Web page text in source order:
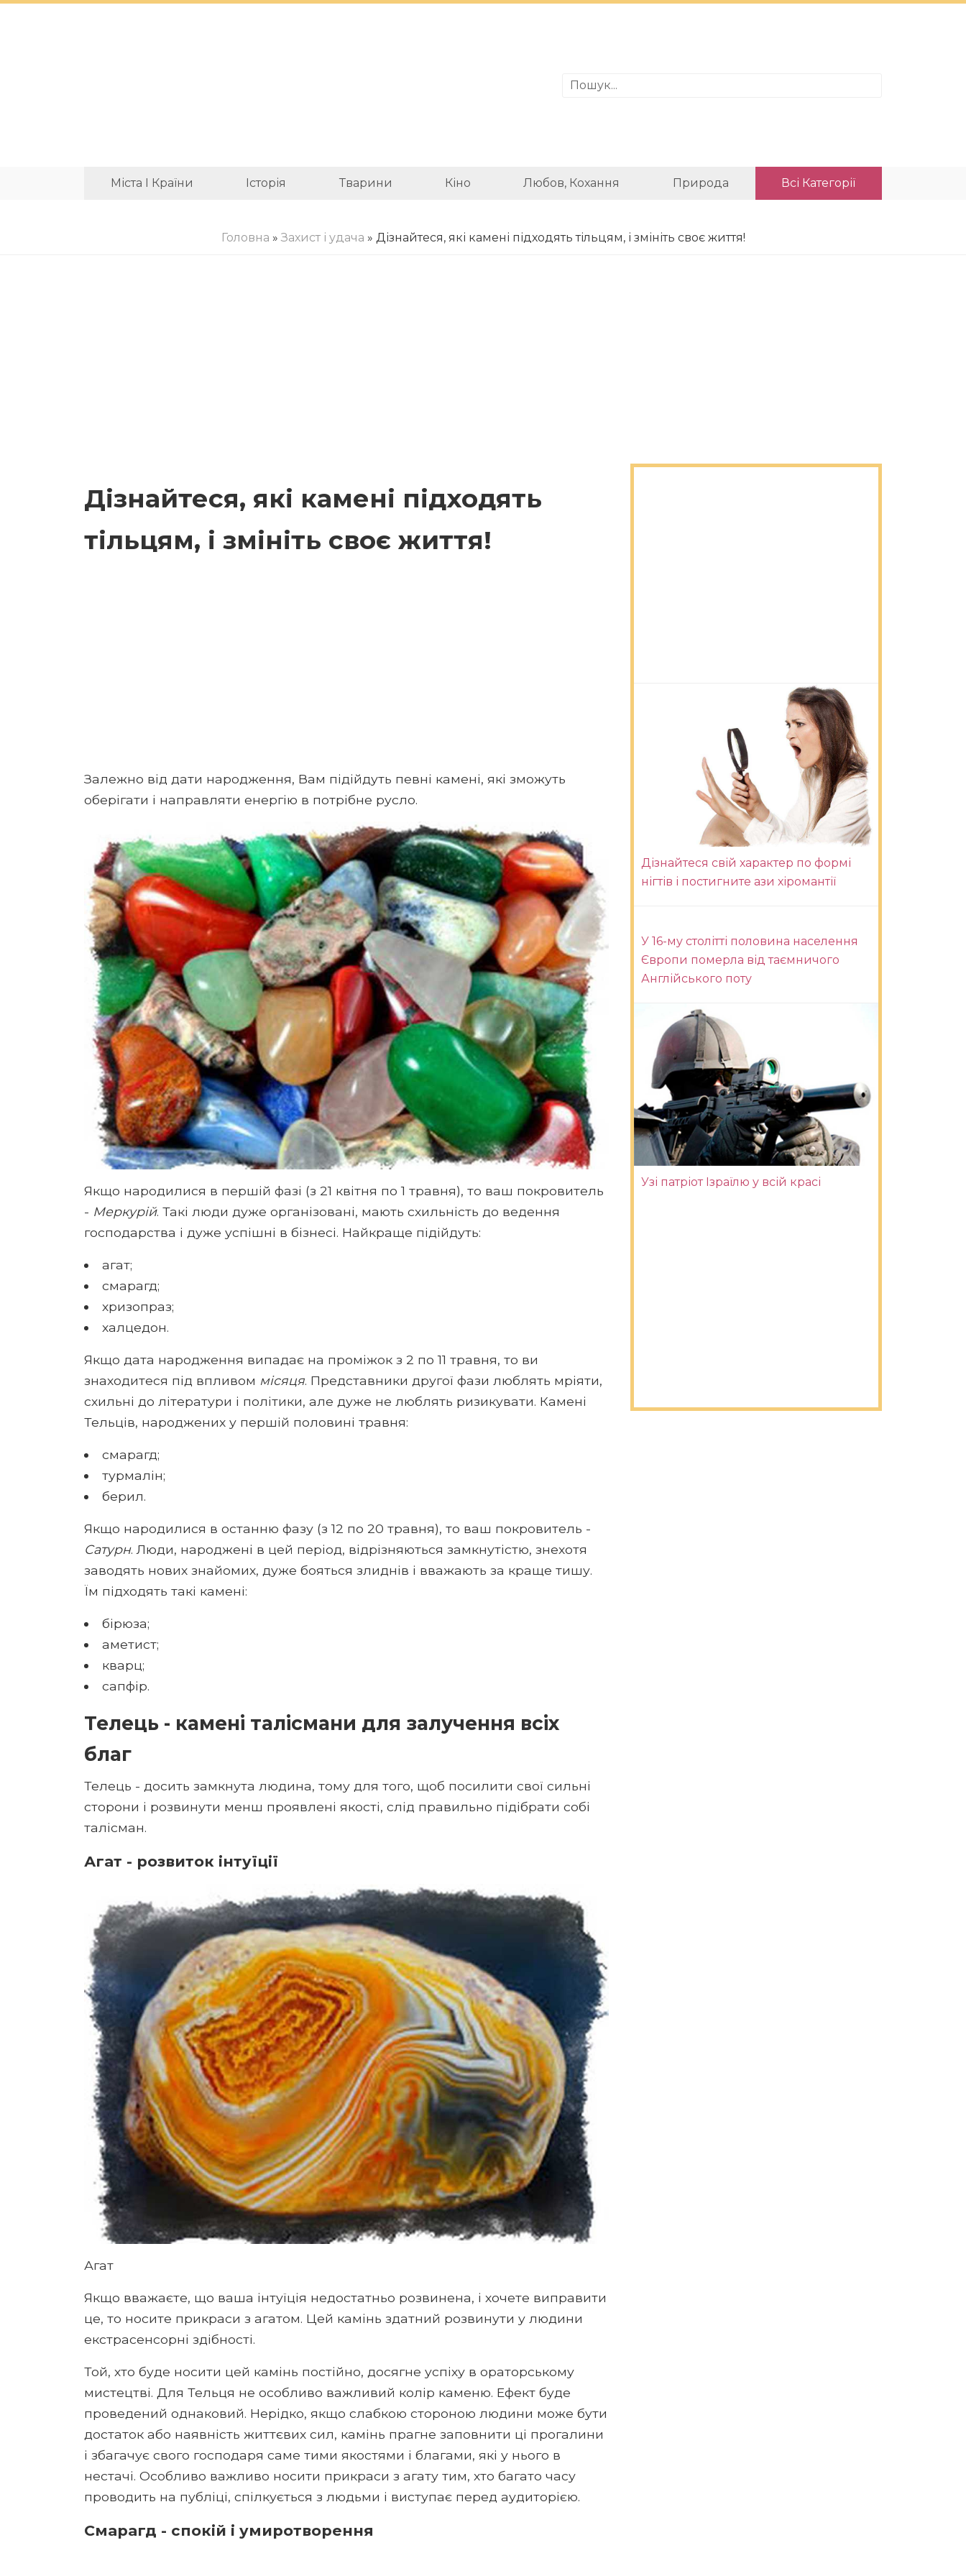
Міста І Країни Історія Тварини Кіно Любов, Кохання Природа Всі Категорії
Головна » Захист і удача » Дізнайтеся, які камені підходять тільцям, і змініть своє життя!
Дізнайтеся, які камені підходять
тільцям, і змініть своє життя!
Залежно від дати народження, Вам підійдуть певні камені, які зможуть
оберігати і направляти енергію в потрібне русло.
Якщо народилися в першій фазі (з 21 квітня по 1 травня), то ваш покровитель
- Меркурій. Такі люди дуже організовані, мають схильність до ведення
господарства і дуже успішні в бізнесі. Найкраще підійдуть:
агат;
смарагд;
хризопраз;
халцедон.
Якщо дата народження випадає на проміжок з 2 по 11 травня, то ви
знаходитеся під впливом місяця. Представники другої фази люблять мріяти,
схильні до літератури і політики, але дуже не люблять ризикувати. Камені
Тельців, народжених у першій половині травня:
смарагд;
турмалін;
берил.
Якщо народилися в останню фазу (з 12 по 20 травня), то ваш покровитель -
Сатурн. Люди, народжені в цей період, відрізняються замкнутістю, знехотя
заводять нових знайомих, дуже бояться злиднів і вважають за краще тишу.
Їм підходять такі камені:
бірюза;
аметист;
кварц;
сапфір.
Телець - камені талісмани для залучення всіх
благ
Телець - досить замкнута людина, тому для того, щоб посилити свої сильні
сторони і розвинути менш проявлені якості, слід правильно підібрати собі
талісман.
Агат - розвиток інтуїції
Агат
Якщо вважаєте, що ваша інтуїція недостатньо розвинена, і хочете виправити
це, то носите прикраси з агатом. Цей камінь здатний розвинути у людини
екстрасенсорні здібності.
Той, хто буде носити цей камінь постійно, досягне успіху в ораторському
мистецтві. Для Тельця не особливо важливий колір каменю. Ефект буде
проведений однаковий. Нерідко, якщо слабкою стороною людини може бути
достаток або наявність життєвих сил, камінь прагне заповнити ці прогалини
і збагачує свого господаря саме тими якостями і благами, які у нього в
нестачі. Особливо важливо носити прикраси з агату тим, хто багато часу
проводить на публіці, спілкується з людьми і виступає перед аудиторією.
Смарагд - спокій і умиротворення
Дізнайтеся свій характер по формі
нігтів і постигните ази хіромантії
У 16-му столітті половина населення
Європи померла від таємничого
Англійського поту
Узі патріот Ізраїлю у всій красі